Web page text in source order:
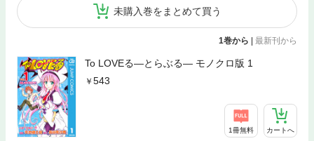
未購入巻をまとめて買う
1巻から 最新刊から
To LOVEる―とらぶる― モノクロ版 1
543
1冊無料 カートへ